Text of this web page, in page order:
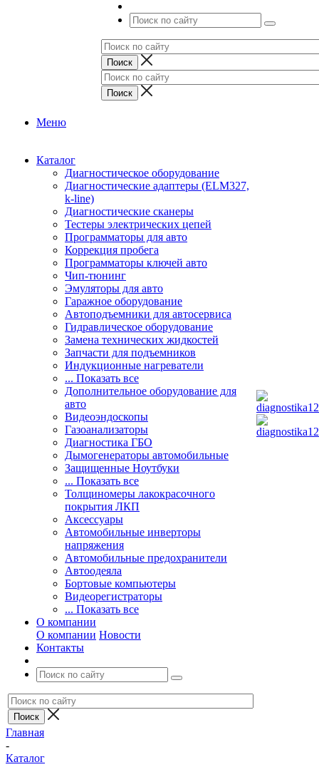
Меню
Каталог
Диагностическое оборудование
Диагностические адаптеры (ELM327,
k-line)
Диагностические сканеры
Тестеры электрических цепей
Программаторы для авто
Коррекция пробега
Программаторы ключей авто
Чип-тюнинг
Эмуляторы для авто
Гаражное оборудование
Автоподъемники для автосервиса
Гидравлическое оборудование
Замена технических жидкостей
Запчасти для подъемников
Индукционные нагреватели
... Показать все
Дополнительное оборудование для
авто
Видеоэндоскопы
Газоанализаторы
Диагностика ГБО
Дымогенераторы автомобильные
Защищенные Ноутбуки
... Показать все
Толщиномеры лакокрасочного
покрытия ЛКП
Аксессуары
Автомобильные инверторы
напряжения
Автомобильные предохранители
Автоодеяла
Бортовые компьютеры
Видеорегистраторы
... Показать все
О компании
О компании Новости
Контакты
Главная
-
Каталог